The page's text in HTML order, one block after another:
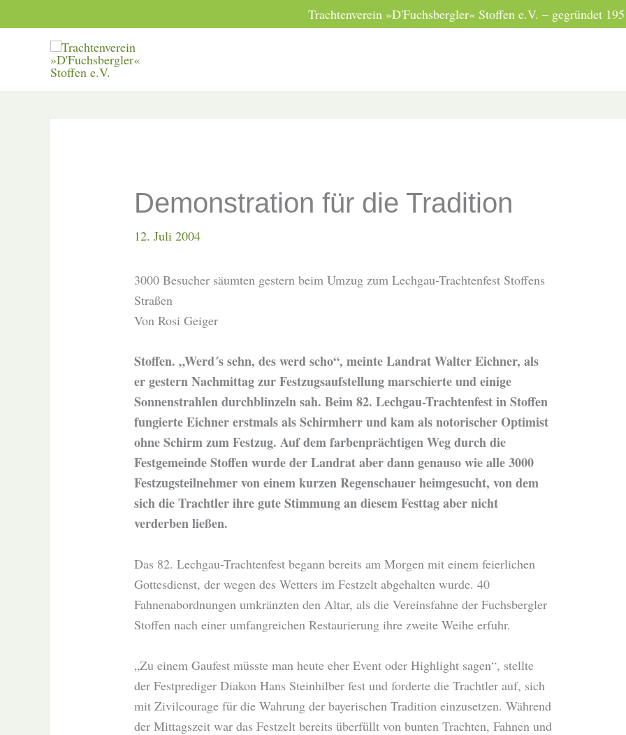
Inhalt
Trachtenverein »D'Fuchsbergler« Stoffen e.V. – gegründet
Demonstration für die Tradition
12. Juli 2004
3000 Besucher säumten gestern beim Umzug zum Lechgau-Trachtenfest Stoffens
Straßen
Von Rosi Geiger
Stoffen. „Werd´s sehn, des werd scho“, meinte Landrat Walter Eichner, als
er gestern Nachmittag zur Festzugsaufstellung marschierte und einige
Sonnenstrahlen durchblinzeln sah. Beim 82. Lechgau-Trachtenfest in Stoffen
fungierte Eichner erstmals als Schirmherr und kam als notorischer Optimist
ohne Schirm zum Festzug. Auf dem farbenprächtigen Weg durch die
Festgemeinde Stoffen wurde der Landrat aber dann genauso wie alle 3000
Festzugsteilnehmer von einem kurzen Regenschauer heimgesucht, von dem
sich die Trachtler ihre gute Stimmung an diesem Festtag aber nicht
verderben ließen.
Das 82. Lechgau-Trachtenfest begann bereits am Morgen mit einem feierlichen
Gottesdienst, der wegen des Wetters im Festzelt abgehalten wurde. 40
Fahnenabordnungen umkränzten den Altar, als die Vereinsfahne der Fuchsbergler
Stoffen nach einer umfangreichen Restaurierung ihre zweite Weihe erfuhr.
„Zu einem Gaufest müsste man heute eher Event oder Highlight sagen“, stellte
der Festprediger Diakon Hans Steinhilber fest und forderte die Trachtler auf, sich
mit Zivilcourage für die Wahrung der bayerischen Tradition einzusetzen. Während
der Mittagszeit war das Festzelt bereits überfüllt von bunten Trachten, Fahnen und